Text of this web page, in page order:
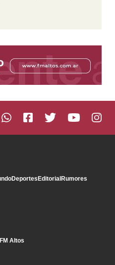
DeportesEditorialRumores
Altos